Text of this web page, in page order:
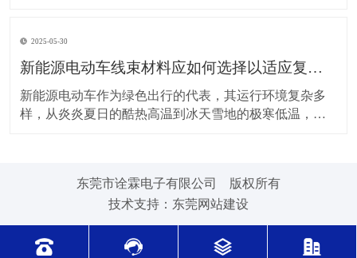
安全。因此，在安装储能光伏线束时，有许多问题需要
格外留意。 安装前的准备工作至关重要。在开始安装前
2025-05-30
新能源电动车线束材料应如何选择以适应复杂的环境温度范围？
新能源电动车作为绿色出行的代表，其运行环境复杂多
样，从炎炎夏日的酷热高温到冰天雪地的极寒低温，车
环境下，新能源电动车的电池、电机等部件工作时会散
东莞市诠霖电子有限公司 版权所有
技术支持： 东莞网站建设